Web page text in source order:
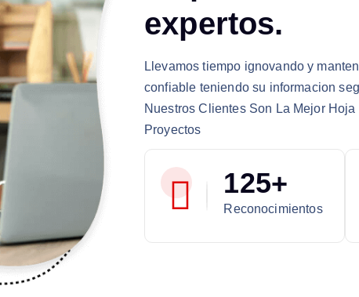
expertos.
Llevamos tiempo ignovando y
confiable teniendo su informacion
Nuestros Clientes Son La Mejor
Proyectos
125+
Reconocimientos